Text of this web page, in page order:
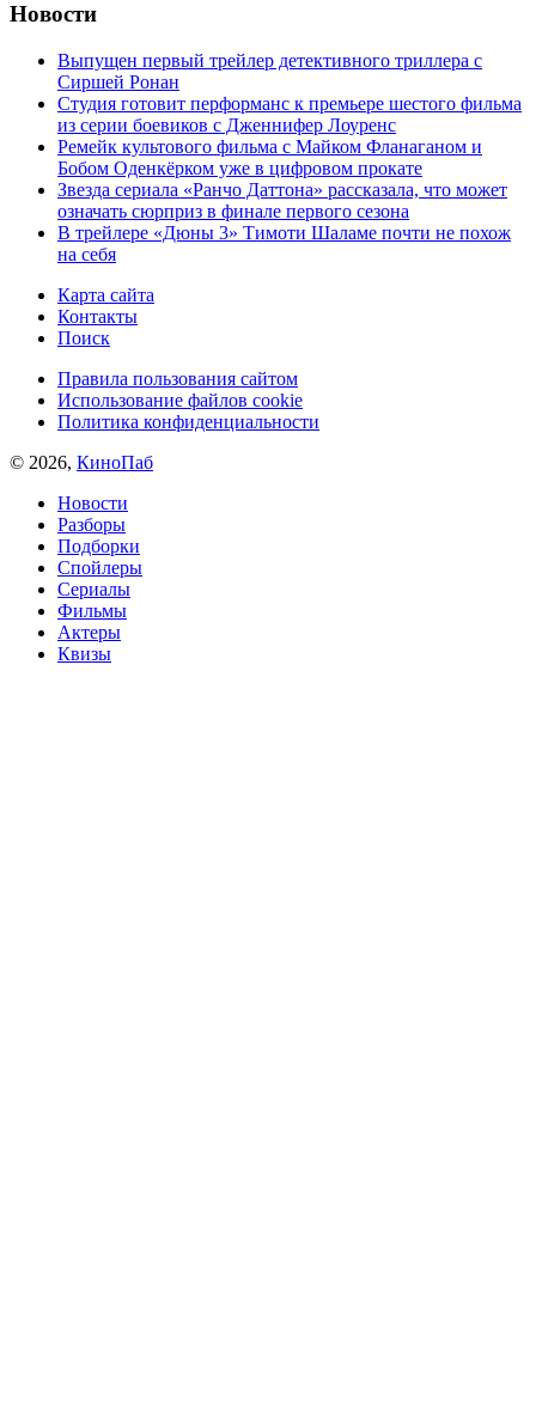
Новости
Выпущен первый трейлер детективного триллера с
Сиршей Ронан
Студия готовит перформанс к премьере шестого фильма
из серии боевиков с Дженнифер Лоуренс
Ремейк культового фильма с Майком Фланаганом и
Бобом Оденкёрком уже в цифровом прокате
Звезда сериала «Ранчо Даттона» рассказала, что может
означать сюрприз в финале первого сезона
В трейлере «Дюны 3» Тимоти Шаламе почти не похож
на себя
Карта сайта
Контакты
Поиск
Правила пользования сайтом
Использование файлов cookie
Политика конфиденциальности
© 2026, КиноПаб
Новости
Разборы
Подборки
Спойлеры
Сериалы
Фильмы
Актеры
Квизы